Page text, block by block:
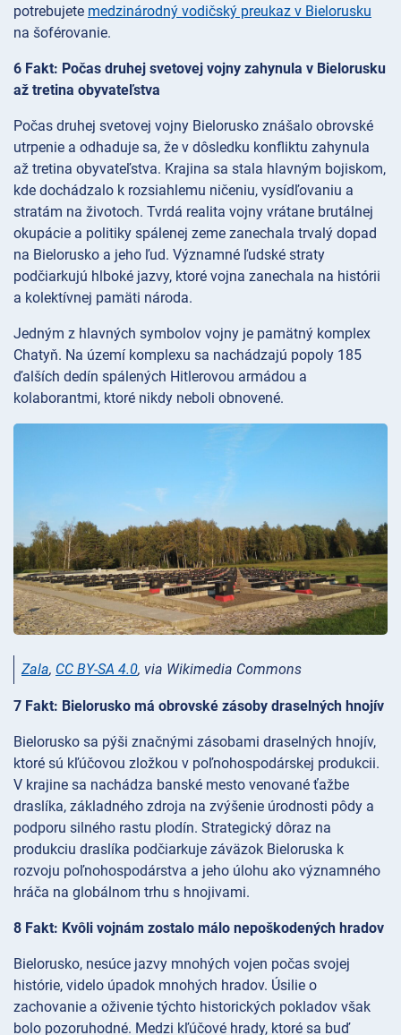
potrebujete medzinárodný vodičský preukaz v Bielorusku
na šoférovanie.
6 Fakt: Počas druhej svetovej vojny zahynula v Bielorusku
až tretina obyvateľstva
Počas druhej svetovej vojny Bielorusko znášalo obrovské
utrpenie a odhaduje sa, že v dôsledku konfliktu zahynula
až tretina obyvateľstva. Krajina sa stala hlavným bojiskom,
kde dochádzalo k rozsiahlemu ničeniu, vysídľovaniu a
stratám na životoch. Tvrdá realita vojny vrátane brutálnej
okupácie a politiky spálenej zeme zanechala trvalý dopad
na Bielorusko a jeho ľud. Významné ľudské straty
podčiarkujú hlboké jazvy, ktoré vojna zanechala na histórii
a kolektívnej pamäti národa.
Jedným z hlavných symbolov vojny je pamätný komplex
Chatyň. Na území komplexu sa nachádzajú popoly 185
ďalších dedín spálených Hitlerovou armádou a
kolaborantmi, ktoré nikdy neboli obnovené.
Zala, CC BY-SA 4.0, via Wikimedia Commons
7 Fakt: Bielorusko má obrovské zásoby draselných hnojív
Bielorusko sa pýši značnými zásobami draselných hnojív,
ktoré sú kľúčovou zložkou v poľnohospodárskej produkcii.
V krajine sa nachádza banské mesto venované ťažbe
draslíka, základného zdroja na zvýšenie úrodnosti pôdy a
podporu silného rastu plodín. Strategický dôraz na
produkciu draslíka podčiarkuje záväzok Bieloruska k
rozvoju poľnohospodárstva a jeho úlohu ako významného
hráča na globálnom trhu s hnojivami.
8 Fakt: Kvôli vojnám zostalo málo nepoškodených hradov
Bielorusko, nesúce jazvy mnohých vojen počas svojej
histórie, videlo úpadok mnohých hradov. Úsilie o
zachovanie a oživenie týchto historických pokladov však
bolo pozoruhodné. Medzi kľúčové hrady, ktoré sa buď